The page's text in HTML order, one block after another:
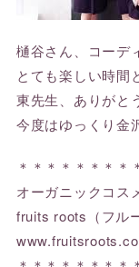
樋谷さん、コーデ
とても楽しい時間
東先生、ありがと
今度はゆっくり金
＊＊＊＊＊＊＊＊
オーガニックコス
fruits roots（フル